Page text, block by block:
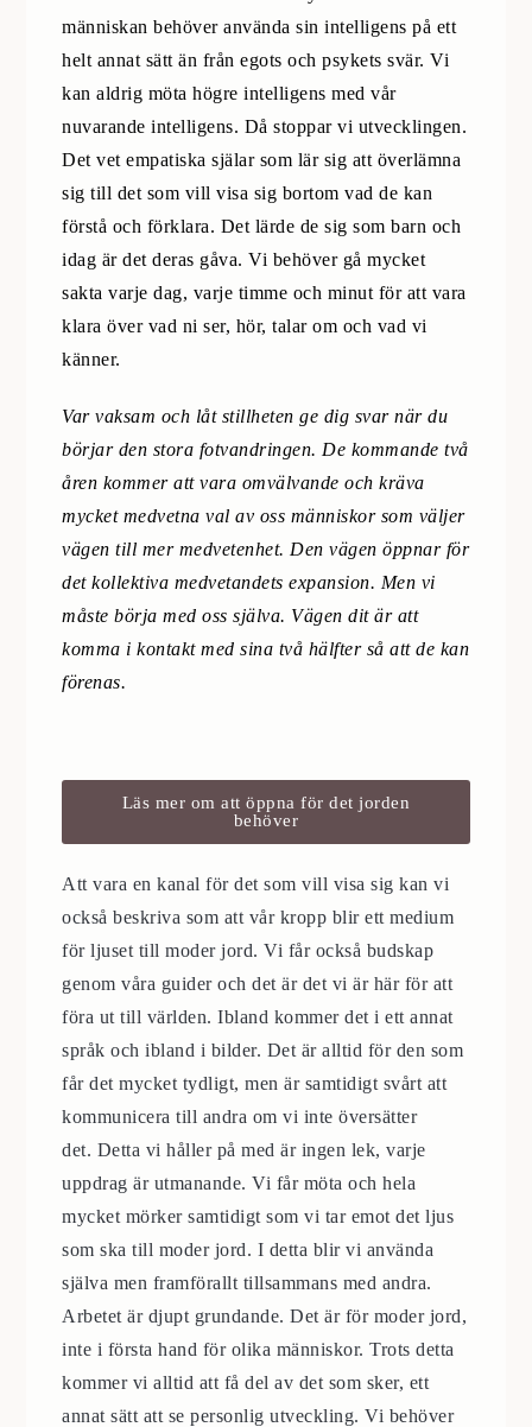
människan behöver använda sin intelligens på ett
helt annat sätt än från egots och psykets svär. Vi
kan aldrig möta högre intelligens med vår
nuvarande intelligens. Då stoppar vi utvecklingen.
Det vet empatiska själar som lär sig att överlämna
sig till det som vill visa sig bortom vad de kan
förstå och förklara. Det lärde de sig som barn och
idag är det deras gåva. Vi behöver gå mycket
sakta varje dag, varje timme och minut för att vara
klara över vad ni ser, hör, talar om och vad vi
känner.
Var vaksam och låt stillheten ge dig svar när du
börjar den stora fotvandringen. De kommande två
åren kommer att vara omvälvande och kräva
mycket medvetna val av oss människor som väljer
vägen till mer medvetenhet. Den vägen öppnar för
det kollektiva medvetandets expansion. Men vi
måste börja med oss själva. Vägen dit är att
komma i kontakt med sina två hälfter så att de kan
förenas.
Läs mer om att öppna för det jorden
behöver
Att vara en kanal för det som vill visa sig kan vi
också beskriva som att vår kropp blir ett medium
för ljuset till moder jord. Vi får också budskap
genom våra guider och det är det vi är här för att
föra ut till världen. Ibland kommer det i ett annat
språk och ibland i bilder. Det är alltid för den som
får det mycket tydligt, men är samtidigt svårt att
kommunicera till andra om vi inte översätter
det. Detta vi håller på med är ingen lek, varje
uppdrag är utmanande. Vi får möta och hela
mycket mörker samtidigt som vi tar emot det ljus
som ska till moder jord. I detta blir vi använda
själva men framförallt tillsammans med andra.
Arbetet är djupt grundande. Det är för moder jord,
inte i första hand för olika människor. Trots detta
kommer vi alltid att få del av det som sker, ett
annat sätt att se personlig utveckling. Vi behöver